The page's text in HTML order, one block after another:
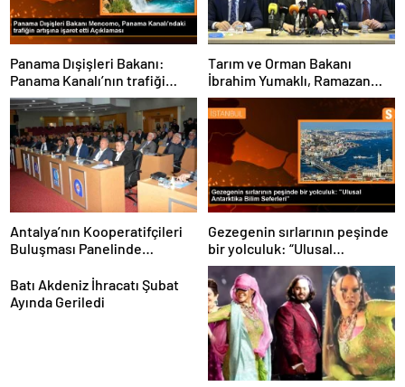
Panama Dışişleri Bakanı:
Panama Kanalı’nın trafiği
artıyor
Tarım ve Orman Bakanı
İbrahim Yumaklı, Ramazan
denetimlerini
sıklaştırdıklarını açıkladı
Antalya’nın Kooperatifçileri
Buluşması Panelinde
Yapılması Gerekenler
Tartışıldı
Gezegenin sırlarının peşinde
bir yolculuk: “Ulusal
Antarktika Bilim Seferleri”
Batı Akdeniz İhracatı Şubat
Ayında Geriledi